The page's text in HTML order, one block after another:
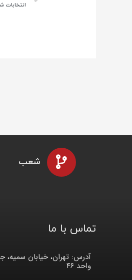
شعب
تماس با ما
آدرس: تهران، خیابان سمیه،
واحد ۴۶